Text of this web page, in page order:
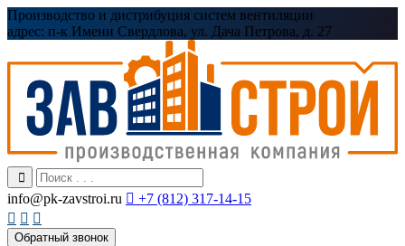
Производство и дистрибуция систем вентиляции
адрес: п-к Имени Свердлова, ул. Дача Петрова, д. 27
info@pk-zavstroi.ru  +7 (812) 317-14-15
  
Обратный звонок